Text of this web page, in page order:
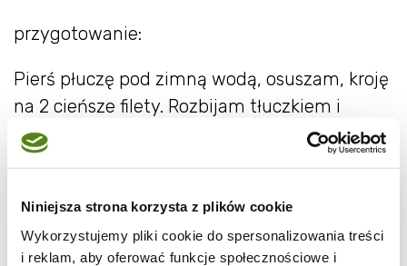
Niniejsza strona korzysta z plików cookie
Wykorzystujemy pliki cookie do spersonalizowania treści
i reklam, aby oferować funkcje społecznościowe i
przygotowanie:
Pierś płuczę pod zimną wodą, osuszam, kroję
na 2 cieńsze filety. Rozbijam tłuczkiem i
zalewam marynatą. Marynuję w lodówce
min. 30 minut.
Grilluję mięso ok 3-4 minuty z każdej strony.
Podaję zsosem greckimicytrynowo-